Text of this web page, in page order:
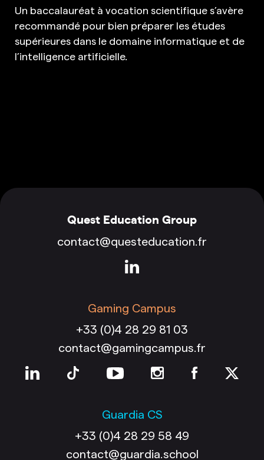
Un baccalauréat à vocation scientifique s’avère
recommandé pour bien préparer les études
supérieures dans le domaine informatique et de
l’intelligence artificielle.
Quest Education Group
contact@questeducation.fr
Gaming Campus
+33 (0)4 28 29 81 03
contact@gamingcampus.fr
Guardia CS
+33 (0)4 28 29 58 49
contact@guardia.school